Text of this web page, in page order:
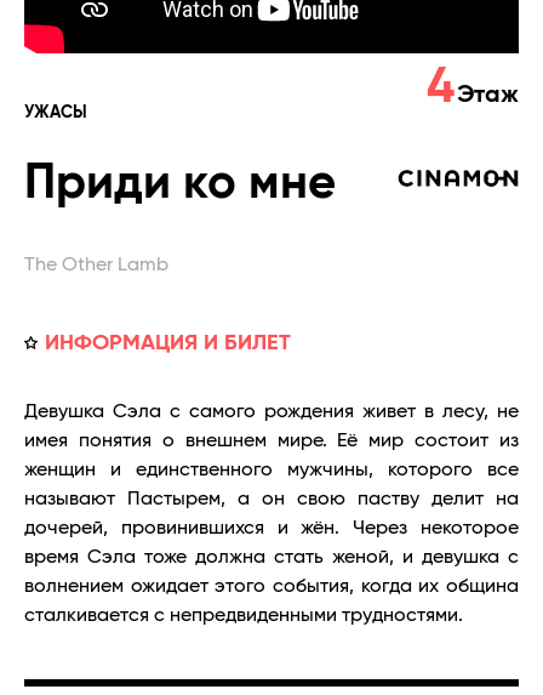
УЖАСЫ
Приди ко мне
The Other Lamb
ИНФОРМАЦИЯ И БИЛЕТ
4Этаж
Девушка Сэла с самого рождения живет в лесу, не
имея понятия о внешнем мире. Её мир состоит из
женщин и единственного мужчины, которого все
называют Пастырем, а он свою паству делит на
дочерей, провинившихся и жён. Через некоторое
время Сэла тоже должна стать женой, и девушка с
волнением ожидает этого события, когда их община
сталкивается с непредвиденными трудностями.